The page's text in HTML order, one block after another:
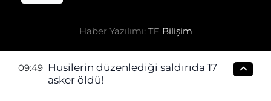
Haber Yazılımı: TE Bilişim
09:49 Husilerin düzenlediği saldırıda 17
asker öldü!